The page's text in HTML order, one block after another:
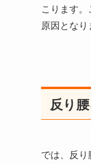
こります
原因となり
反り
では、反